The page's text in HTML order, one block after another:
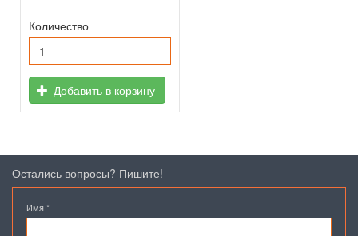
Количество
Добавить в корзину
Остались вопросы? Пишите!
Имя *